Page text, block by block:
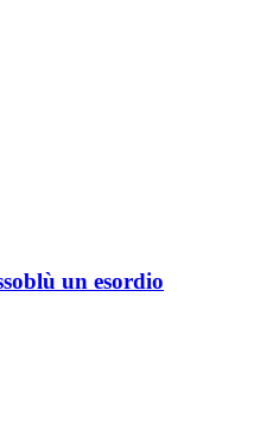
un esordio